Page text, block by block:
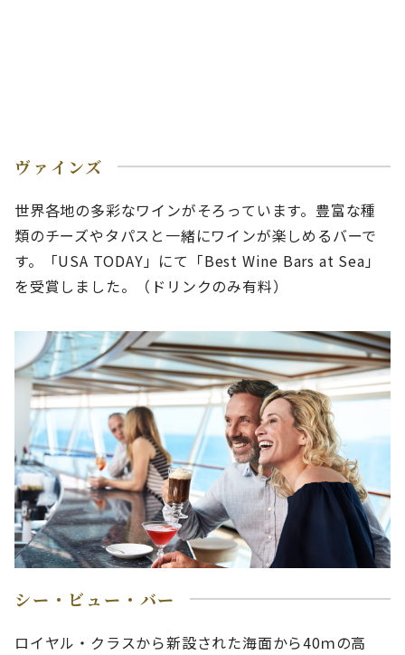
ヴァインズ
世界各地の多彩なワインがそろっています。豊富な種
類のチーズやタパスと一緒にワインが楽しめるバーで
す。「USA TODAY」にて「Best Wine Bars at Sea」
を受賞しました。（ドリンクのみ有料）
シー・ビュー・バー
ロイヤル・クラスから新設された海面から40ｍの高